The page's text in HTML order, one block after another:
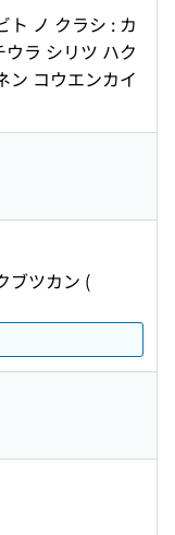
ト ノ クラシ : カ
ラ シリツ ハク
ン コウエンカイ
ブツカン (